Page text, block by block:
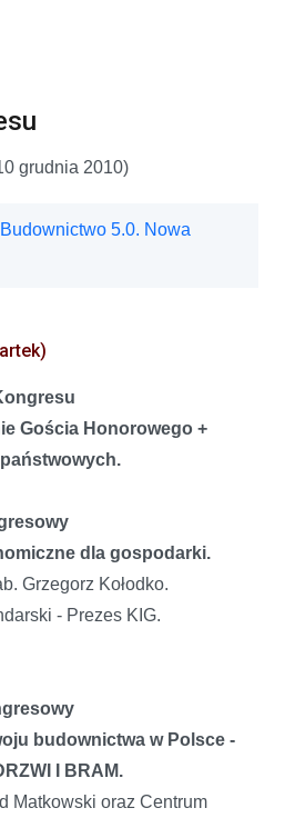
grudnia 2010)
5.0. Nowa
Gościa Honorowego +
dla gospodarki.
Grzegorz Kołodko.
- Prezes KIG.
budownictwa w Polsce -
I BRAM.
Matkowski oraz Centrum